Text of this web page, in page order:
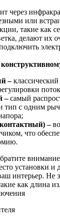
через
или
такие как
делают их
–классический
–самый
тип с одним
–
что
установки и
интерьер. Не
как длина